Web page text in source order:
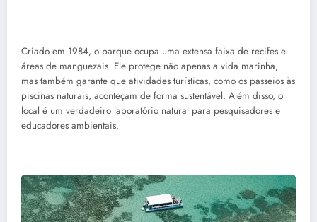
Criado em 1984, o parque ocupa uma extensa faixa de recifes e
áreas de manguezais. Ele protege não apenas a vida marinha,
mas também garante que atividades turísticas, como os passeios às
piscinas naturais, aconteçam de forma sustentável. Além disso, o
local é um verdadeiro laboratório natural para pesquisadores e
educadores ambientais.